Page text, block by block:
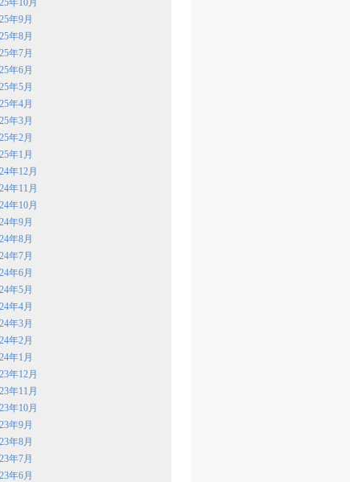
年10月
年9月
年8月
年7月
年6月
年5月
年4月
年3月
年2月
年1月
年12月
年11月
年10月
年9月
年8月
年7月
年6月
年5月
年4月
年3月
年2月
年1月
年12月
年11月
年10月
年9月
年8月
年7月
年6月